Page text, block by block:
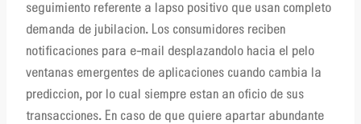
seguimiento referente a lapso positivo que usan completo
demanda de jubilacion. Los consumidores reciben
notificaciones para e-mail desplazandolo hacia el pelo
ventanas emergentes de aplicaciones cuando cambia la
prediccion, por lo cual siempre estan an oficio de sus
transacciones. En caso de que quiere apartar abundante